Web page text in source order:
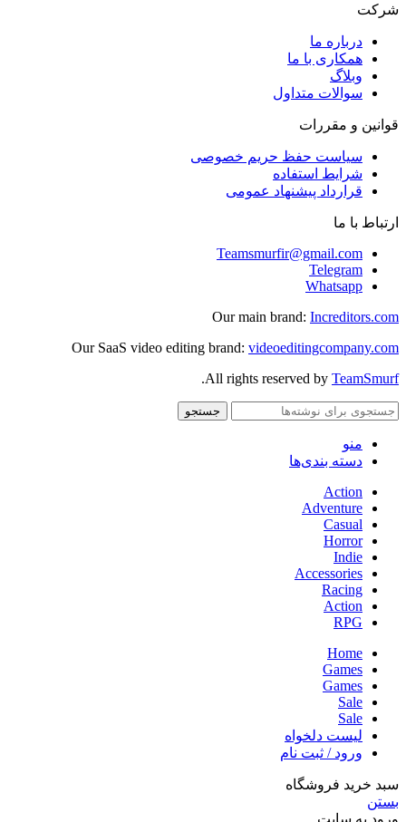
شرکت
درباره ما
همکاری با ما
وبلاگ
سوالات متداول
قوانین و مقررات
سیاست حفظ حریم خصوصی
شرایط استفاده
قرارداد پیشنهاد عمومی
ارتباط با ما
Teamsmurfir@gmail.com
Telegram
Whatsapp
Our main brand: Increditors.com
Our SaaS video editing brand: videoeditingcompany.com
All rights reserved by TeamSmurf
.
جستجو
منو
دسته بندی‌ها
Action
Adventure
Casual
Horror
Indie
Accessories
Racing
Action
RPG
Home
Games
Games
Sale
Sale
لیست دلخواه
ورود / ثبت نام
سبد خرید فروشگاه
بستن
ورود به سایت